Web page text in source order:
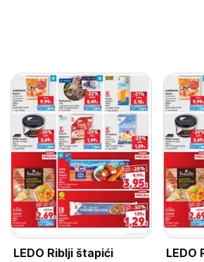
LEDO Riblji štapići
LEDO